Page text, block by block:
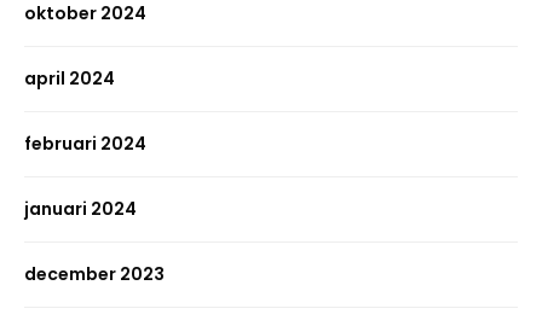
oktober 2024
april 2024
februari 2024
januari 2024
december 2023